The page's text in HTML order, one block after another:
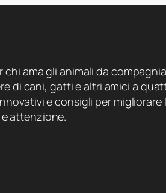
ama gli animali da
di cani, gatti e altri amici a
e consigli per migliorare
attenzione.